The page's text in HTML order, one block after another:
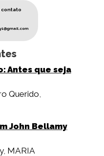
contato
Antes que seja
Querido
John Bellamy
, MARIA